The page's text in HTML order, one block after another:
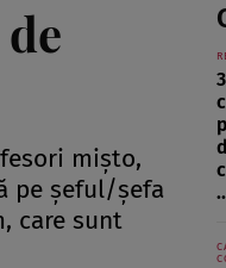
mişto,
pe şeful/şefa
care sunt